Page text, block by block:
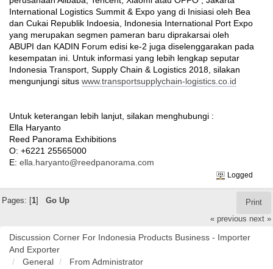
International Logistics Summit & Expo yang di Inisiasi oleh Bea
dan Cukai Republik Indoesia, Indonesia International Port Expo
yang merupakan segmen pameran baru diprakarsai oleh
ABUPI dan KADIN Forum edisi ke-2 juga diselenggarakan pada
kesempatan ini. Untuk informasi yang lebih lengkap seputar
Indonesia Transport, Supply Chain & Logistics 2018, silakan
mengunjungi situs www.transportsupplychain-logistics.co.id
Untuk keterangan lebih lanjut, silakan menghubungi :
Ella Haryanto
Reed Panorama Exhibitions
O: +6221 25565000
E: ella.haryanto@reedpanorama.com
Logged
Print
Pages: [ 1] Go Up
« previous next »
Discussion Corner For Indonesia Products Business - Importer
And Exporter
General
From Administrator